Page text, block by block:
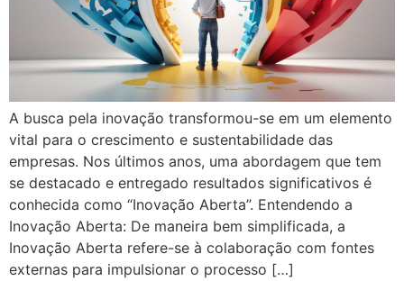
A busca pela inovação transformou-se em um elemento
vital para o crescimento e sustentabilidade das
empresas. Nos últimos anos, uma abordagem que tem
se destacado e entregado resultados significativos é
conhecida como “Inovação Aberta”. Entendendo a
Inovação Aberta: De maneira bem simplificada, a
Inovação Aberta refere-se à colaboração com fontes
externas para impulsionar o processo […]